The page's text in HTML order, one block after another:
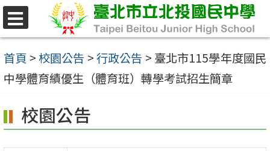
跳
至
主
要
容
區
首頁 >校園公告 >行政公告 > 臺北市115學年度國民
中學體育績優生（體育班）轉學考試招生簡章
校園公告
選
單